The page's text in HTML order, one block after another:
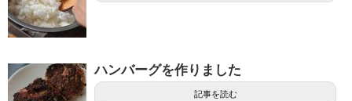
ハンバーグを作りました
記事を読む